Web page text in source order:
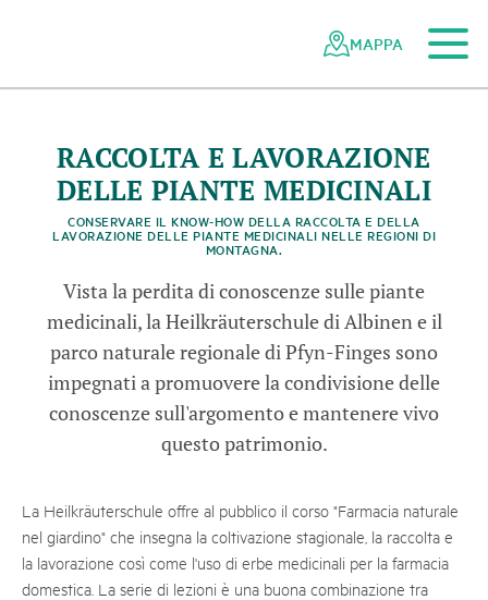
dei
MAPPA
RACCOLTA E LAVORAZIONE
DELLE PIANTE MEDICINALI
CONSERVARE IL KNOW-HOW DELLA RACCOLTA E DELLA
LAVORAZIONE DELLE PIANTE MEDICINALI NELLE REGIONI DI
MONTAGNA.
Vista la perdita di conoscenze sulle piante
medicinali, la Heilkräuterschule di Albinen e il
parco naturale regionale di Pfyn-Finges sono
impegnati a promuovere la condivisione delle
conoscenze sull'argomento e mantenere vivo
questo patrimonio.
La Heilkräuterschule offre al pubblico il corso "Farmacia naturale
nel giardino" che insegna la coltivazione stagionale, la raccolta e
la lavorazione così come l'uso di erbe medicinali per la farmacia
domestica. La serie di lezioni è una buona combinazione tra